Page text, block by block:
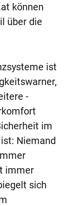
können
über die
ist
im
Niemand
immer
sich